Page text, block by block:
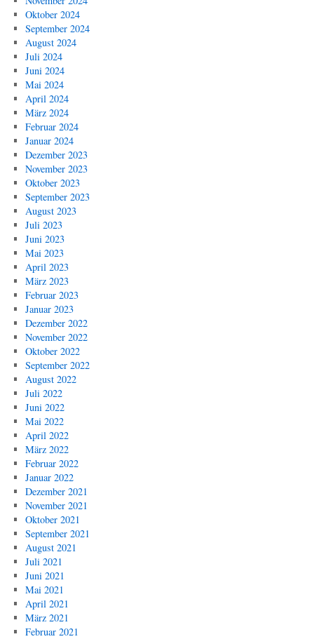
Oktober 2024
September 2024
August 2024
Juli 2024
Juni 2024
Mai 2024
April 2024
März 2024
Februar 2024
Januar 2024
Dezember 2023
November 2023
Oktober 2023
September 2023
August 2023
Juli 2023
Juni 2023
Mai 2023
April 2023
März 2023
Februar 2023
Januar 2023
Dezember 2022
November 2022
Oktober 2022
September 2022
August 2022
Juli 2022
Juni 2022
Mai 2022
April 2022
März 2022
Februar 2022
Januar 2022
Dezember 2021
November 2021
Oktober 2021
September 2021
August 2021
Juli 2021
Juni 2021
Mai 2021
April 2021
März 2021
Februar 2021